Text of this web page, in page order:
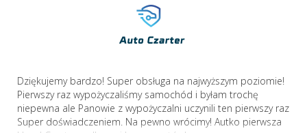
Dziękujemy bardzo! Super obsługa na najwyższym poziomie!
Pierwszy raz wypożyczaliśmy samochód i byłam trochę
niepewna ale Panowie z wypożyczalni uczynili ten pierwszy raz
Super doświadczeniem. Na pewno wrócimy! Autko pierwsza